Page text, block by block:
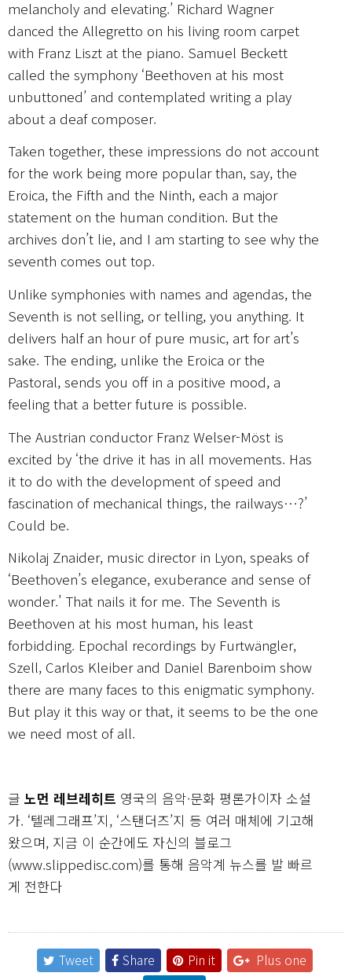
melancholy and elevating.’ Richard Wagner
danced the Allegretto on his living room carpet
with Franz Liszt at the piano. Samuel Beckett
called the symphony ‘Beethoven at his most
unbuttoned’ and contemplated writing a play
about a deaf composer.
Taken together, these impressions do not account
for the work being more popular than, say, the
Eroica, the Fifth and the Ninth, each a major
statement on the human condition. But the
archives don’t lie, and I am starting to see why the
seventh comes out top.
Unlike symphonies with names and agendas, the
Seventh is not selling, or telling, you anything. It
delivers half an hour of pure music, art for art’s
sake. The ending, unlike the Eroica or the
Pastoral, sends you off in a positive mood, a
feeling that a better future is possible.
The Austrian conductor Franz Welser-Möst is
excited by ‘the drive it has in all movements. Has
it to do with the development of speed and
fascination of mechanical things, the railways…?’
Could be.
Nikolaj Znaider, music director in Lyon, speaks of
‘Beethoven’s elegance, exuberance and sense of
wonder.’ That nails it for me. The Seventh is
Beethoven at his most human, his least
forbidding. Epochal recordings by Furtwängler,
Szell, Carlos Kleiber and Daniel Barenboim show
there are many faces to this enigmatic symphony.
But play it this way or that, it seems to be the one
we need most of all.
글 노먼 레브레히트 영국의 음악·문화 평론가이자 소설
가. ‘텔레그래프’지, ‘스탠더즈’지 등 여러 매체에 기고해
왔으며, 지금 이 순간에도 자신의 블로그
(www.slippedisc.com)를 통해 음악계 뉴스를 발 빠르
게 전한다
Tweet Share Pin it
Plus one